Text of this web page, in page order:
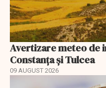
Avertizare meteo de
Constanța și Tulcea
09 AUGUST 2026